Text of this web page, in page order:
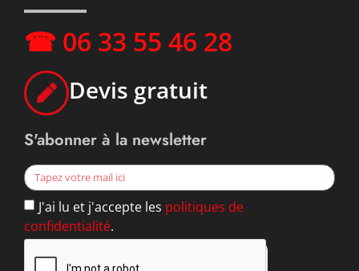
☎ 06 33 55 46 28
Devis gratuit
S'abonner à la newsletter
J'ai lu et j'accepte les politiques de
confidentialité.